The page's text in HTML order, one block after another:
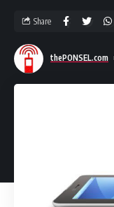
thePONSEL.com
Share